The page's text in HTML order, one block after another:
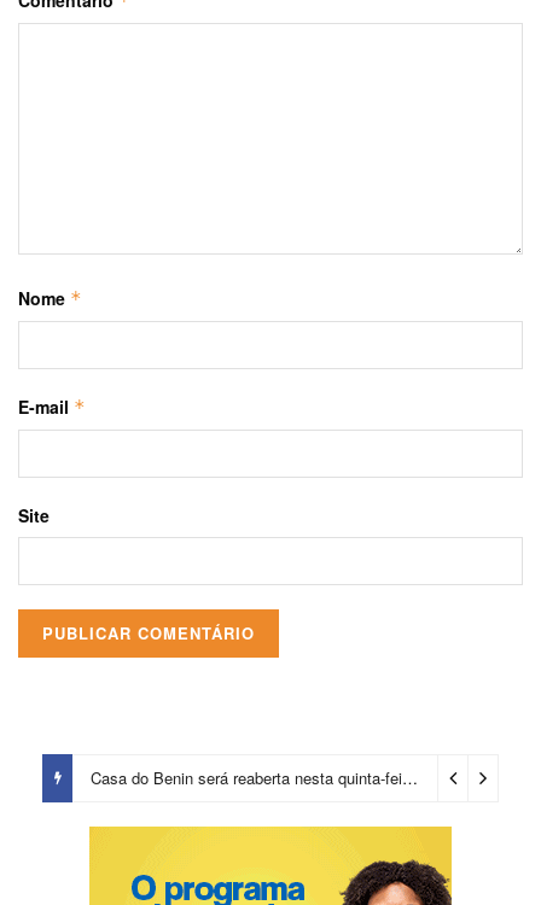
Nome *
E-mail *
Site
Casa do Benin será reaberta nesta quinta-feira (6) 23 horas ago